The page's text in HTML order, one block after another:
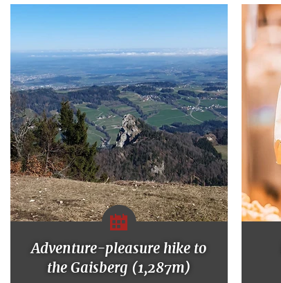
Adventure-pleasure hike to
the Gaisberg (1,287m)